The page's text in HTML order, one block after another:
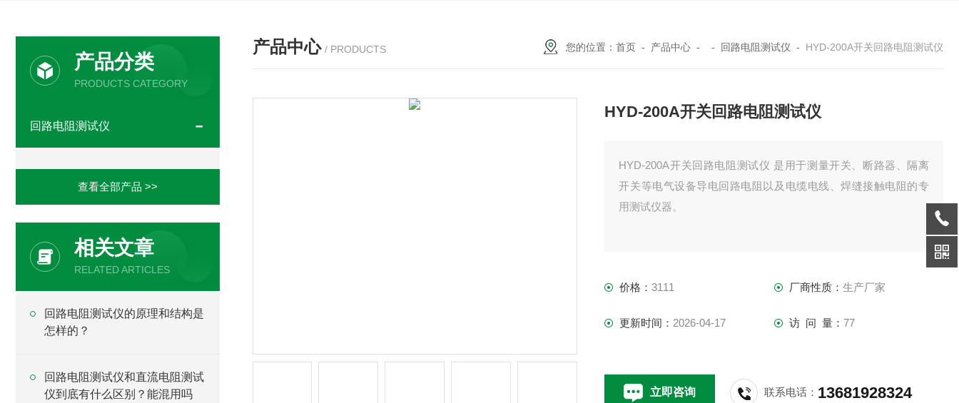
产品分类
PRODUCTS CATEGORY
回路电阻测试仪
查看全部产品 >>
相关文章
RELATED ARTICLES
回路电阻测试仪的原理和结构是
怎样的？
回路电阻测试仪和直流电阻测试
仪到底有什么区别？能混用吗
产品中心 / PRODUCTS 您的位置： 首页 - 产品中心 - - 回路电阻测试仪 - HYD-200A开关回路电阻测试仪
HYD-200A开关回路电阻测试仪
HYD-200A开关回路电阻测试仪 是用于测量开关、断路器、隔离
开关等电气设备导电回路电阻以及电缆电线、焊缝接触电阻的专
用测试仪器。
价格：3111 厂商性质： 生产厂家
更新时间： 2026-04-17 访 问 量： 77
立即咨询 联系电话： 13681928324